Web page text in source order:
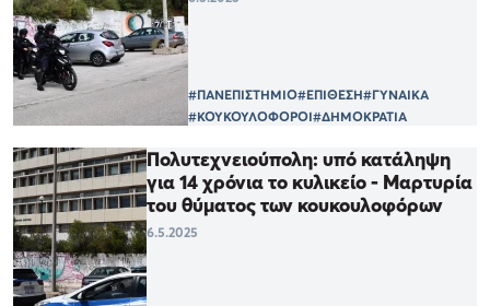
#ΠΑΝΕΠΙΣΤΗΜΙΟ#ΕΠΙΘΕΣΗ#ΓΥΝΑΙΚΑ
#ΚΟΥΚΟΥΛΟΦΟΡΟΙ#ΔΗΜΟΚΡΑΤΙΑ
Πολυτεχνειούπολη: υπό κατάληψη
για 14 χρόνια το κυλικείο - Μαρτυρία
του θύματος των κουκουλοφόρων
6.5.2025